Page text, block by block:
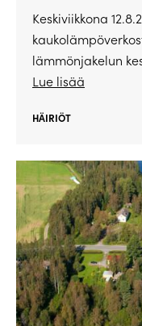
Keskiviikkona
lämmönjakelun
Lue lisää
HÄIRIÖT